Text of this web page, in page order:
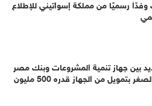
رسميًا من مملكة إسواتيني للإطلاع
بين جهاز تنمية المشروعات وبنك مصر
لدعم قطاع المشروعات متناهية الصغر بتمويل من الجهاز قدره 500 مليون